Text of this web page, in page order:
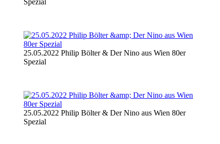
25.05.2022 Philip Bölter & Der Nino aus Wien 80er
Spezial
25.05.2022 Philip Bölter & Der Nino aus Wien 80er
Spezial